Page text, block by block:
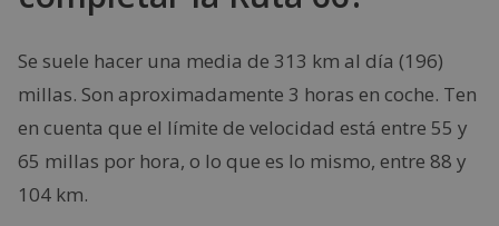
Se suele hacer una media de 313 km al día (196)
millas. Son aproximadamente 3 horas en coche. Ten
en cuenta que el límite de velocidad está entre 55 y
65 millas por hora, o lo que es lo mismo, entre 88 y
104 km.